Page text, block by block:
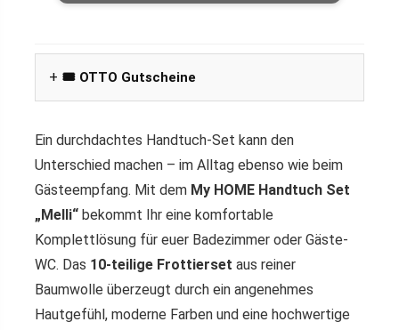
🎟️ OTTO Gutscheine
Ein durchdachtes Handtuch-Set kann den
Unterschied machen – im Alltag ebenso wie beim
Gästeempfang. Mit dem My HOME Handtuch Set
„Melli“ bekommt Ihr eine komfortable
Komplettlösung für euer Badezimmer oder Gäste-
WC. Das 10-teilige Frottierset aus reiner
Baumwolle überzeugt durch ein angenehmes
Hautgefühl, moderne Farben und eine hochwertige